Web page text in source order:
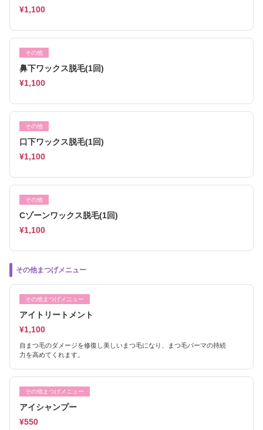
¥1,100
その他
鼻下ワックス脱毛(1回)
¥1,100
その他
口下ワックス脱毛(1回)
¥1,100
その他
Cゾーンワックス脱毛(1回)
¥1,100
その他まつげメニュー
その他まつげメニュー
アイトリートメント
¥1,100
自まつ毛のダメージを修復し美しいまつ毛になり、まつ毛パーマの持続
力を高めてくれます。
その他まつげメニュー
アイシャンプー
¥550